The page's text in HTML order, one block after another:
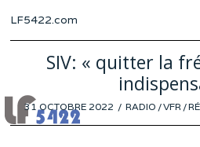
LF5422.com
SIV: « quitter la
POSTED
ON
31 OCTOBRE 2022 31RADIO /VFR /